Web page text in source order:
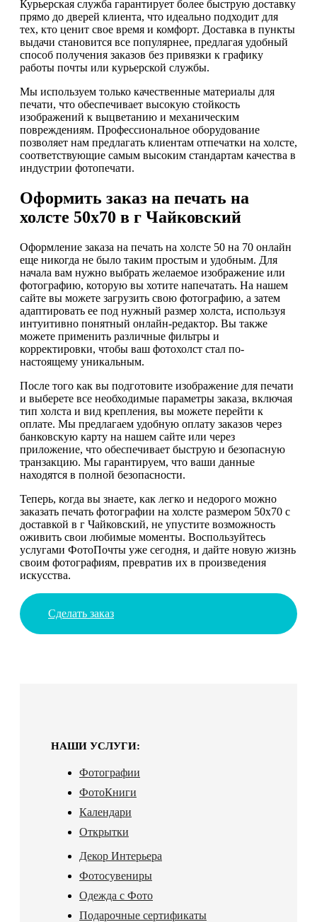
Курьерская служба гарантирует более быструю доставку
прямо до дверей клиента, что идеально подходит для
тех, кто ценит свое время и комфорт. Доставка в пункты
выдачи становится все популярнее, предлагая удобный
способ получения заказов без привязки к графику
работы почты или курьерской службы.
Мы используем только качественные материалы для
печати, что обеспечивает высокую стойкость
изображений к выцветанию и механическим
повреждениям. Профессиональное оборудование
позволяет нам предлагать клиентам отпечатки на холсте,
соответствующие самым высоким стандартам качества в
индустрии фотопечати.
Оформить заказ на печать на
холсте 50х70 в г Чайковский
Оформление заказа на печать на холсте 50 на 70 онлайн
еще никогда не было таким простым и удобным. Для
начала вам нужно выбрать желаемое изображение или
фотографию, которую вы хотите напечатать. На нашем
сайте вы можете загрузить свою фотографию, а затем
адаптировать ее под нужный размер холста, используя
интуитивно понятный онлайн-редактор. Вы также
можете применить различные фильтры и
корректировки, чтобы ваш фотохолст стал по-
настоящему уникальным.
После того как вы подготовите изображение для печати
и выберете все необходимые параметры заказа, включая
тип холста и вид крепления, вы можете перейти к
оплате. Мы предлагаем удобную оплату заказов через
банковскую карту на нашем сайте или через
приложение, что обеспечивает быструю и безопасную
транзакцию. Мы гарантируем, что ваши данные
находятся в полной безопасности.
Теперь, когда вы знаете, как легко и недорого можно
заказать печать фотографии на холсте размером 50х70 с
доставкой в г Чайковский, не упустите возможность
оживить свои любимые моменты. Воспользуйтесь
услугами ФотоПочты уже сегодня, и дайте новую жизнь
своим фотографиям, превратив их в произведения
искусства.
Сделать заказ
НАШИ УСЛУГИ:
Фотографии
ФотоКниги
Календари
Открытки
Декор Интерьера
Фотосувениры
Одежда с Фото
Подарочные сертификаты